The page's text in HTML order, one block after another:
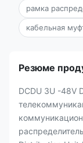
рамка
кабельная
Резюме
DCDU 3U -48V